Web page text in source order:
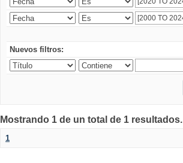
Nuevos filtros:
Mostrando 1 de un total de 1 resultados.
1